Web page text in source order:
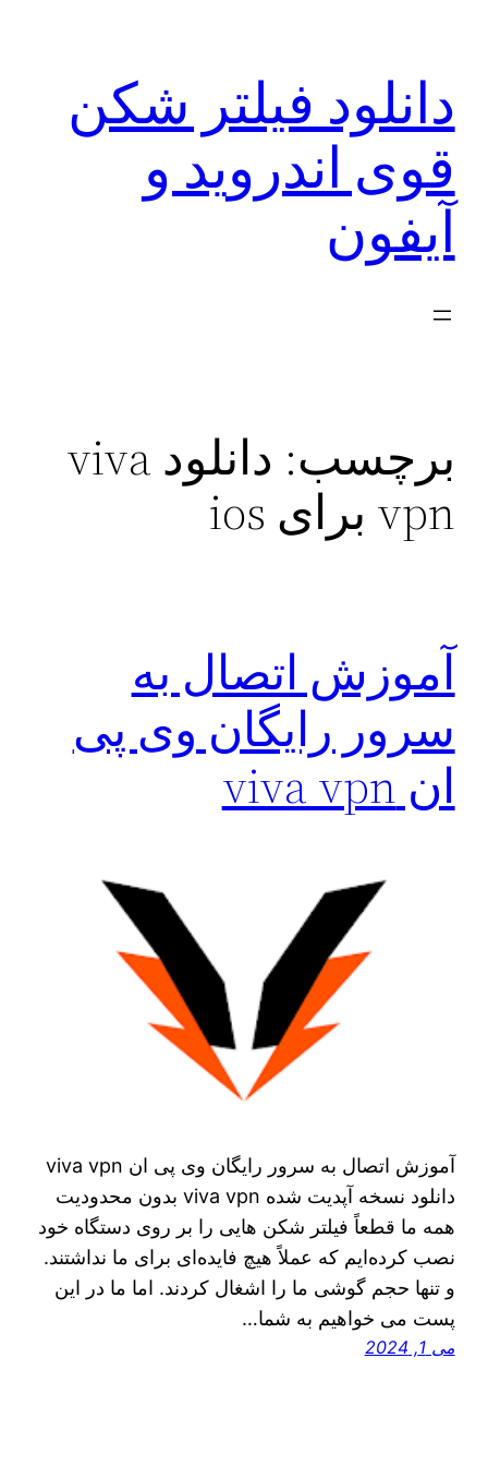
دانلود فیلتر شکن
قوی اندروید و
آیفون
برچسب:
دانلود viva
vpn برای ios
آموزش‌ اتصال به
سرور رایگان وی پی
ان viva vpn
آموزش‌ اتصال به سرور رایگان وی پی ان viva vpn
دانلود نسخه آپدیت شده viva vpn بدون محدودیت
همه ما قطعاً فیلتر شکن‌ هایی را بر روی دستگاه خود
نصب کرده‌ایم که عملاً هیچ فایده‌ای برای ما نداشتند.
و تنها حجم گوشی ما را اشغال کردند. اما ما در این
پست می‌ خواهیم به شما…
می 1, 2024